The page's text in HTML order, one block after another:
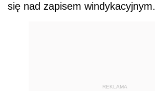
się nad zapisem windykacyjnym.
REKLAMA